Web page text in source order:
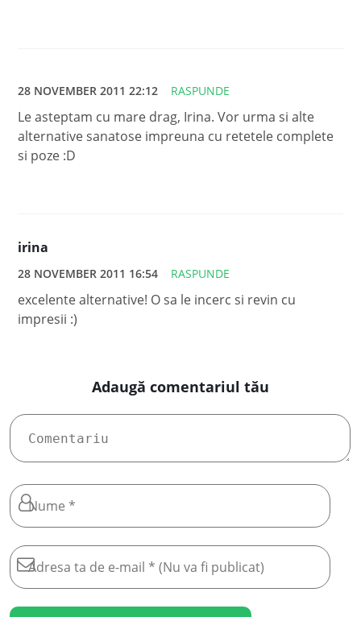
28 NOVEMBER 2011 22:12 RASPUNDE
Le asteptam cu mare drag, Irina. Vor urma si alte
alternative sanatose impreuna cu retetele complete
si poze :D
irina
28 NOVEMBER 2011 16:54 RASPUNDE
excelente alternative! O sa le incerc si revin cu
impresii :)
Adaugă comentariul tău